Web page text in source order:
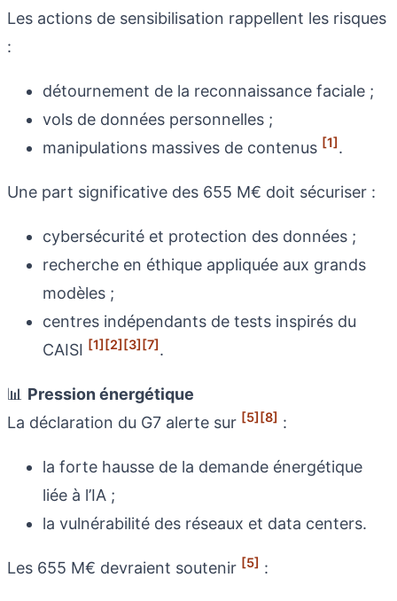
Les actions de sensibilisation rappellent les risques
:
détournement de la reconnaissance faciale ;
vols de données personnelles ;
manipulations massives de contenus [1].
Une part significative des 655 M€ doit sécuriser :
cybersécurité et protection des données ;
recherche en éthique appliquée aux grands
modèles ;
centres indépendants de tests inspirés du
CAISI [1][2][3][7].
📊 Pression énergétique
La déclaration du G7 alerte sur [5][8] :
la forte hausse de la demande énergétique
liée à l’IA ;
la vulnérabilité des réseaux et data centers.
Les 655 M€ devraient soutenir [5] :